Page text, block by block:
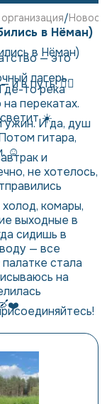
в Нёман)
в Нёман)
— это
лагерь.
и в путь! 🚣‍♂️
то река
перекатах.
светит ☀️
ужин. И да, душ
гитара,
☺️
и
не хотелось,
холод, комары,
выходные в
сидишь в
— все
стала
на